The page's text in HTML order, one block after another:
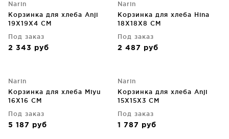
Narin
Корзинка для хлеба Anji
19X19X4 CM
Под заказ
2 343 руб
Narin
Корзинка для хлеба Hina
18X18X8 CM
Под заказ
2 487 руб
Narin
Корзинка для хлеба Miyu
16X16 CM
Под заказ
5 187 руб
Narin
Корзинка для хлеба Anji
15X15X3 CM
Под заказ
1 787 руб